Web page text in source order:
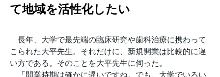
て地域を活性化したい
長年、大学で最先端の臨床研究や歯科治療に携わって
こられた大平先生。それだけに、新規開業は比較的に遅
い方である。そのことを大平先生に伺った。